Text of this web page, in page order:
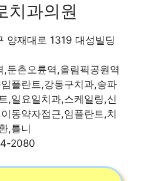
치과의원
양재대로 1319 대성빌딩
,둔촌오륜역,올림픽공원역
플란트,강동구치과,송파
,일요일치과,스케일링,신
동약자접근,임플란트,치
,틀니
2080